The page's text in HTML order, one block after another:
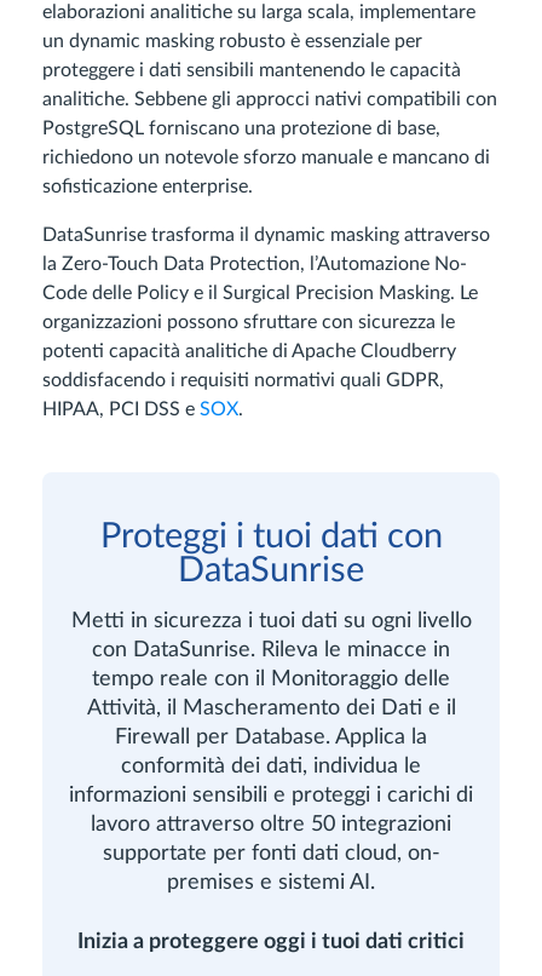
elaborazioni analitiche su larga scala, implementare
un dynamic masking robusto è essenziale per
proteggere i dati sensibili mantenendo le capacità
analitiche. Sebbene gli approcci nativi compatibili con
PostgreSQL forniscano una protezione di base,
richiedono un notevole sforzo manuale e mancano di
sofisticazione enterprise.
DataSunrise trasforma il dynamic masking attraverso
la Zero-Touch Data Protection, l’Automazione No-
Code delle Policy e il Surgical Precision Masking. Le
organizzazioni possono sfruttare con sicurezza le
potenti capacità analitiche di Apache Cloudberry
soddisfacendo i requisiti normativi quali GDPR,
HIPAA, PCI DSS e SOX.
Proteggi i tuoi dati con
DataSunrise
Metti in sicurezza i tuoi dati su ogni livello
con DataSunrise. Rileva le minacce in
tempo reale con il Monitoraggio delle
Attività, il Mascheramento dei Dati e il
Firewall per Database. Applica la
conformità dei dati, individua le
informazioni sensibili e proteggi i carichi di
lavoro attraverso oltre 50 integrazioni
supportate per fonti dati cloud, on-
premises e sistemi AI.
Inizia a proteggere oggi i tuoi dati critici